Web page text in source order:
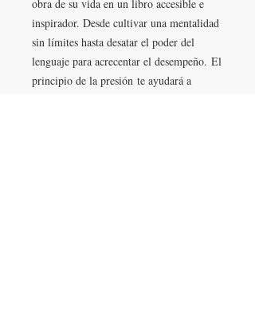
obra de su vida en un libro accesible e
inspirador. Desde cultivar una mentalidad
sin límites hasta desatar el poder del
lenguaje para acrecentar el desempeño. El
principio de la presión te ayudará a